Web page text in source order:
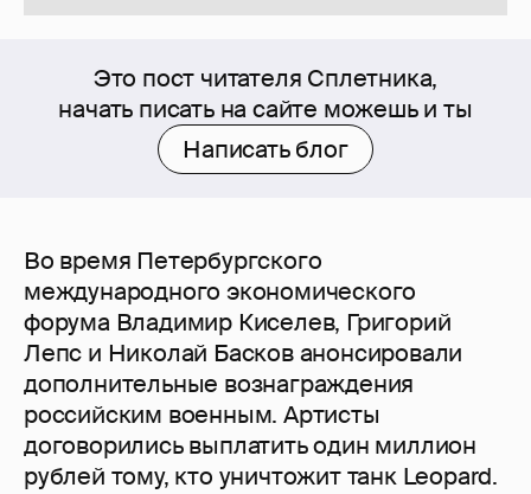
Это пост читателя Сплетника,
начать писать на сайте можешь и ты
Написать блог
Во время Петербургского
международного экономического
форума Владимир Киселев, Григорий
Лепс и Николай Басков анонсировали
дополнительные вознаграждения
российским военным. Артисты
договорились выплатить один миллион
рублей тому, кто уничтожит танк Leopard.